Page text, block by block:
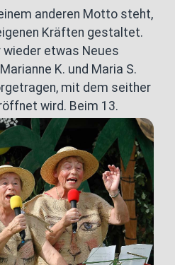
anderen Motto steht,
Kräften gestaltet.
etwas Neues
K. und Maria S.
mit dem seither
wird. Beim 13.